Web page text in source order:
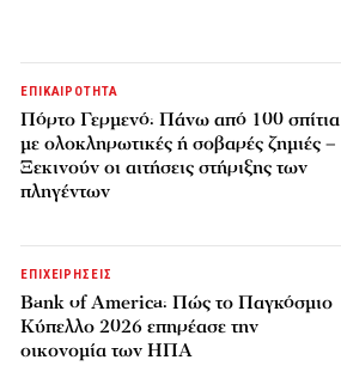
ΕΠΙΚΑΙΡΟΤΗΤΑ
Πόρτο Γερμενό: Πάνω από 100 σπίτια
με ολοκληρωτικές ή σοβαρές ζημιές –
Ξεκινούν οι αιτήσεις στήριξης των
πληγέντων
ΕΠΙΧΕΙΡΗΣΕΙΣ
Bank of America: Πώς το Παγκόσμιο
Κύπελλο 2026 επηρέασε την
οικονομία των ΗΠΑ